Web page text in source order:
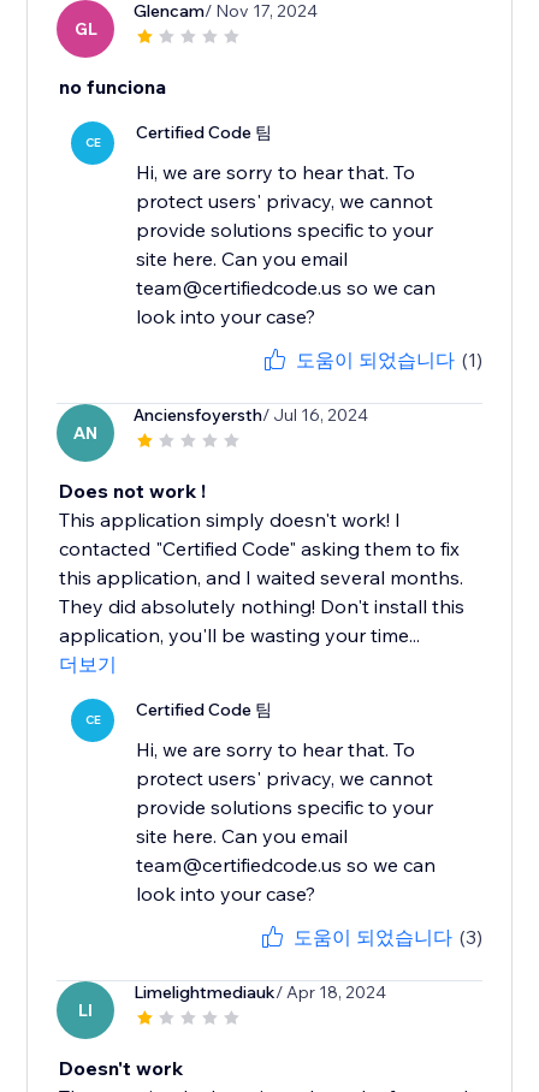
GL
Glencam/ Nov 17, 2024
no funciona
CE Certified Code 팀
Hi, we are sorry to hear that. To
protect users' privacy, we cannot
provide solutions specific to your
site here. Can you email
team@certifiedcode.us so we can
도움이 되었습니다 (1)
AN
Anciensfoyersth/ Jul 16, 2024
Does not work !
This application simply doesn't work! I
contacted "Certified Code" asking them to fix
this application, and I waited several months.
They did absolutely nothing! Don't install this
application, you'll be wasting your time...
더보기
CE Certified Code 팀
Hi, we are sorry to hear that. To
protect users' privacy, we cannot
provide solutions specific to your
site here. Can you email
team@certifiedcode.us so we can
도움이 되었습니다 (3)
LI
Limelightmediauk/ Apr 18, 2024
Doesn't work